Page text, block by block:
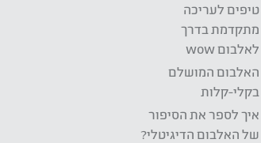
טיפים לעריכה
מתקדמת בדרך
לאלבום wow
האלבום המושלם
בקלי-קלות
איך לספר את הסיפור
של האלבום הדיגיטלי?